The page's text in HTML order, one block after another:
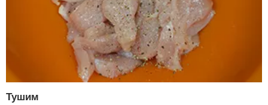
Тушим